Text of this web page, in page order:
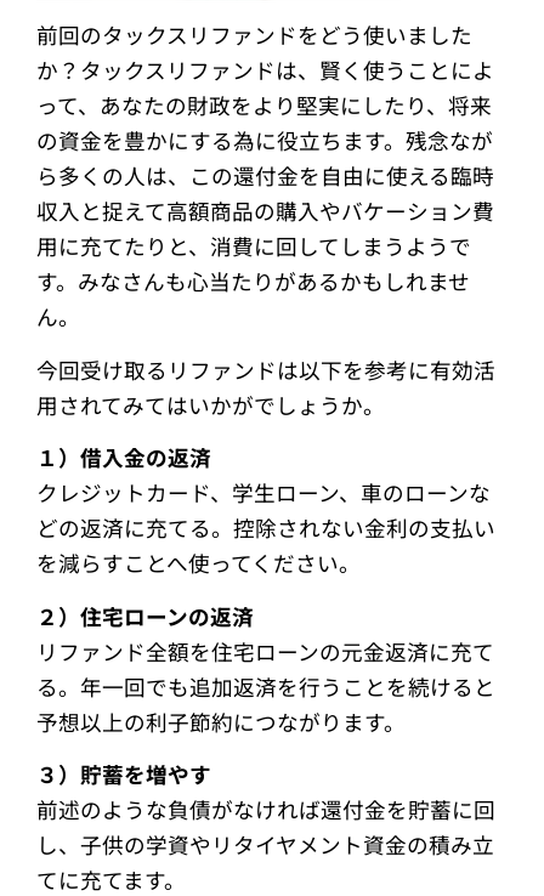
前回のタックスリファンドをどう使いました
か？タックスリファンドは、賢く使うことによ
って、あなたの財政をより堅実にしたり、将来
の資金を豊かにする為に役立ちます。残念なが
ら多くの人は、この還付金を自由に使える臨時
収入と捉えて高額商品の購入やバケーション費
用に充てたりと、消費に回してしまうようで
す。みなさんも心当たりがあるかもしれませ
ん。
今回受け取るリファンドは以下を参考に有効活
用されてみてはいかがでしょうか。
１）借入金の返済
クレジットカード、学生ローン、車のローンな
どの返済に充てる。控除されない金利の支払い
を減らすことへ使ってください。
２）住宅ローンの返済
リファンド全額を住宅ローンの元金返済に充て
る。年一回でも追加返済を行うことを続けると
予想以上の利子節約につながります。
３）貯蓄を増やす
前述のような負債がなければ還付金を貯蓄に回
し、子供の学資やリタイヤメント資金の積み立
てに充てます。